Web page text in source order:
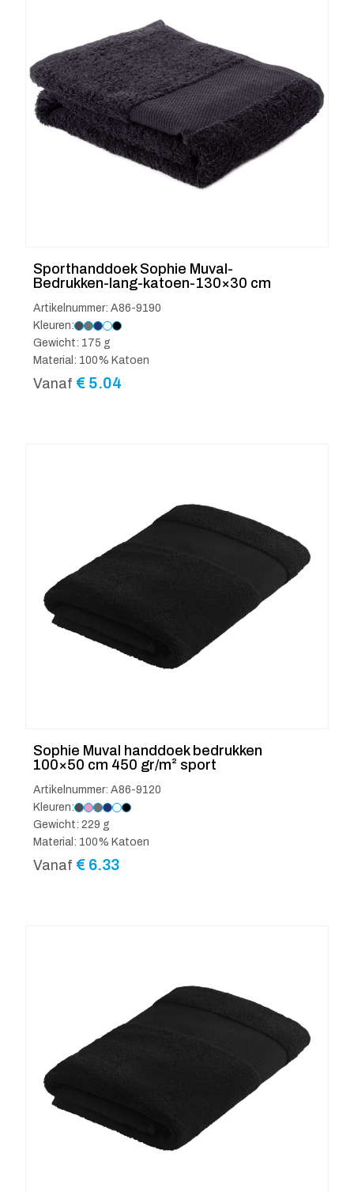
Sporthanddoek Sophie Muval-
Bedrukken-lang-katoen-130×30 cm
Artikelnummer: A86-9190
Kleuren:
Gewicht: 175 g
Material: 100% Katoen
Vanaf € 5.04
Sophie Muval handdoek bedrukken
100×50 cm 450 gr/m² sport
Artikelnummer: A86-9120
Kleuren:
Gewicht: 229 g
Material: 100% Katoen
Vanaf € 6.33